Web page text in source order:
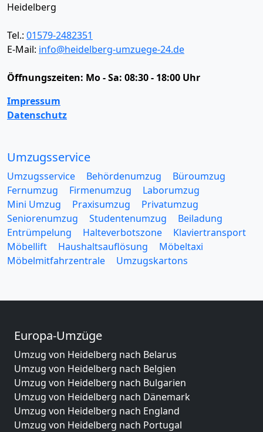
Heidelberg
Tel.: 01579-2482351
E-Mail: info@heidelberg-umzuege-24.de
Öffnungszeiten: Mo - Sa: 08:30 - 18:00 Uhr
Impressum
Datenschutz
Umzugsservice
Umzugsservice Behördenumzug
Büroumzug
Fernumzug
Firmenumzug
Laborumzug
Mini Umzug
Praxisumzug
Privatumzug
Seniorenumzug
Studentenumzug
Beiladung
Entrümpelung
Halteverbotszone
Klaviertransport
Möbellift
Haushaltsauflösung
Möbeltaxi
Möbelmitfahrzentrale
Umzugskartons
Europa-Umzüge
Umzug von Heidelberg nach Belarus
Umzug von Heidelberg nach Belgien
Umzug von Heidelberg nach Bulgarien
Umzug von Heidelberg nach Dänemark
Umzug von Heidelberg nach England
Umzug von Heidelberg nach Portugal